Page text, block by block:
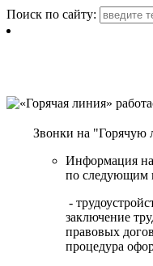
Поиск по сайту:
Звонки на "Горячую
Информация на
по следующим
-
заключение
правовых
процедура